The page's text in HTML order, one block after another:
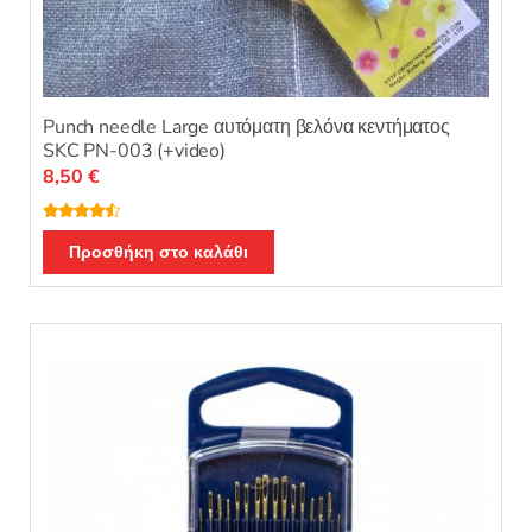
Punch needle Large αυτόματη βελόνα κεντήματος
SKC PN-003 (+video)
Βαθμολογ
ήθηκε με
4.33από
5
8,50 €
Προσθήκη στο καλάθι